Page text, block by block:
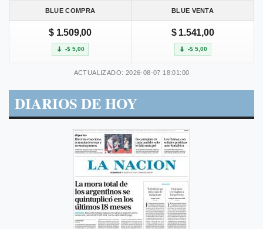
BLUE COMPRA BLUE VENTA
$ 1.509,00
-$ 5,00
$ 1.541,00
-$ 5,00
ACTUALIZADO: 2026-08-07 18:01:00
DIARIOS DE HOY